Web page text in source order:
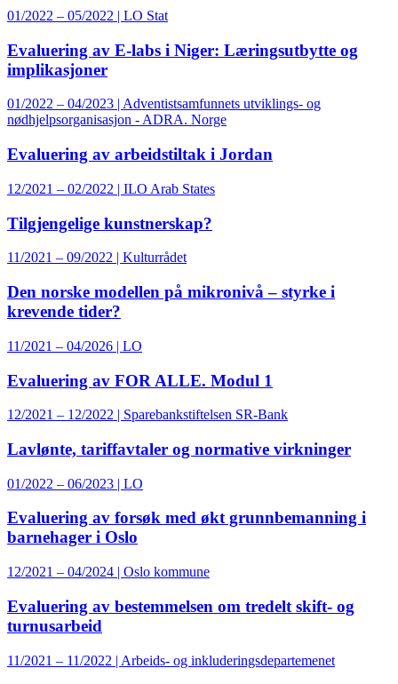
01/2022 – 05/2022 | LO Stat
Evaluering av E-labs i Niger: Læringsutbytte og
implikasjoner
01/2022 – 04/2023 | Adventistsamfunnets utviklings- og
nødhjelpsorganisasjon - ADRA. Norge
Evaluering av arbeidstiltak i Jordan
12/2021 – 02/2022 | ILO Arab States
Tilgjengelige kunstnerskap?
11/2021 – 09/2022 | Kulturrådet
Den norske modellen på mikronivå – styrke i
krevende tider?
11/2021 – 04/2026 | LO
Evaluering av FOR ALLE. Modul 1
12/2021 – 12/2022 | Sparebankstiftelsen SR-Bank
Lavlønte, tariffavtaler og normative virkninger
01/2022 – 06/2023 | LO
Evaluering av forsøk med økt grunnbemanning i
barnehager i Oslo
12/2021 – 04/2024 | Oslo kommune
Evaluering av bestemmelsen om tredelt skift- og
turnusarbeid
11/2021 – 11/2022 | Arbeids- og inkluderingsdepartemenet